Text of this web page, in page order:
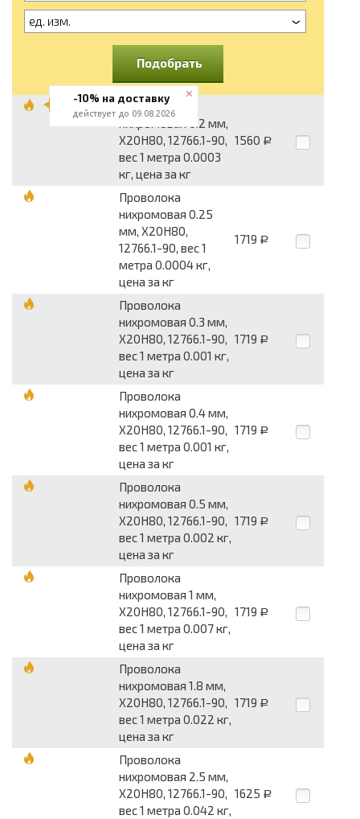
ед. изм.
Подобрать
Проволока
нихромовая 0.2 мм,
Х20Н80, 12766.1-90,
вес 1 метра 0.0003
кг, цена за кг
1560 Р
Проволока
нихромовая 0.25
мм, Х20Н80,
12766.1-90, вес 1
метра 0.0004 кг,
цена за кг
1719 Р
Проволока
нихромовая 0.3 мм,
Х20Н80, 12766.1-90,
вес 1 метра 0.001 кг,
цена за кг
1719 Р
Проволока
нихромовая 0.4 мм,
Х20Н80, 12766.1-90,
вес 1 метра 0.001 кг,
цена за кг
1719 Р
Проволока
нихромовая 0.5 мм,
Х20Н80, 12766.1-90,
вес 1 метра 0.002 кг,
цена за кг
1719 Р
Проволока
нихромовая 1 мм,
Х20Н80, 12766.1-90,
вес 1 метра 0.007 кг,
цена за кг
1719 Р
Проволока
нихромовая 1.8 мм,
Х20Н80, 12766.1-90,
вес 1 метра 0.022 кг,
цена за кг
1719 Р
Проволока
нихромовая 2.5 мм,
Х20Н80, 12766.1-90,
вес 1 метра 0.042 кг,
1625 Р
-10% на доставку
действует до 09.08.2026